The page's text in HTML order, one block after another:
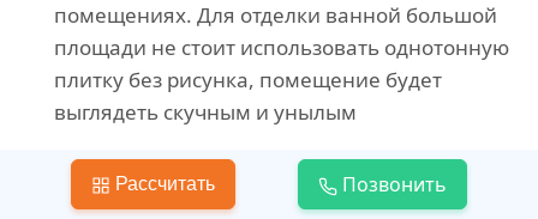
помещениях. Для отделки ванной большой
площади не стоит использовать однотонную
плитку без рисунка, помещение будет
выглядеть скучным и унылым
Чем компактнее помещение, тем меньше
в нем должно быть ярких кричащих цветов.
Рассчитать Позвонить